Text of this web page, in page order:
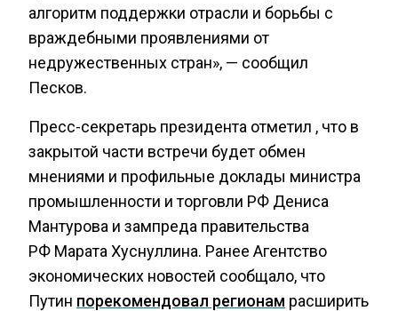
алгоритм поддержки отрасли и борьбы с
враждебными проявлениями от
недружественных стран», — сообщил
Песков.
Пресс-секретарь президента отметил , что в
закрытой части встречи будет обмен
мнениями и профильные доклады министра
промышленности и торговли РФ Дениса
Мантурова и зампреда правительства
РФ Марата Хуснуллина. Ранее Агентство
экономических новостей сообщало, что
Путин порекомендовал регионам расширить